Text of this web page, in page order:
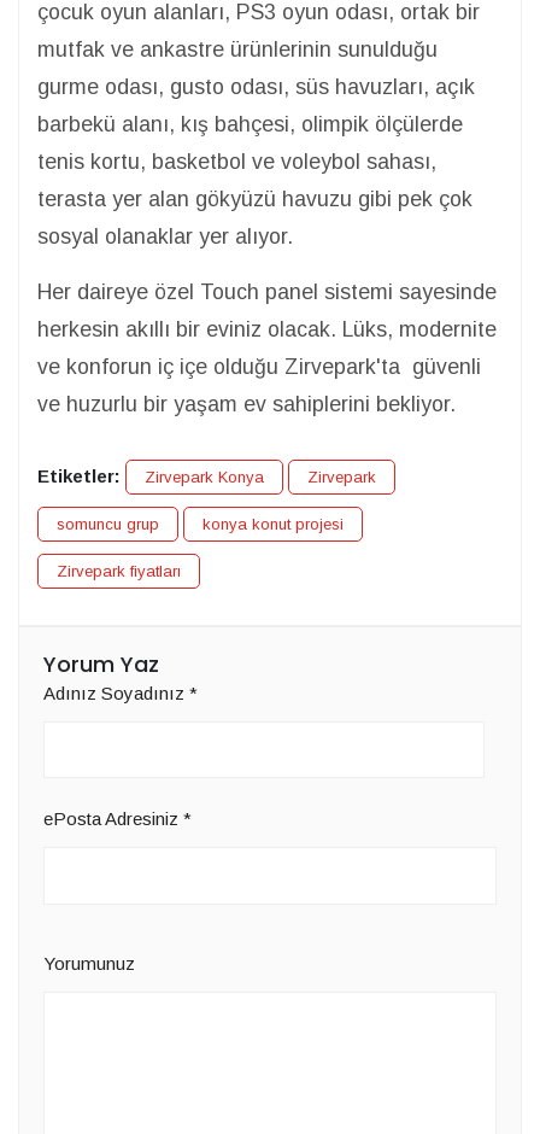
çocuk oyun alanları, PS3 oyun odası, ortak bir
mutfak ve ankastre ürünlerinin sunulduğu
gurme odası, gusto odası, süs havuzları, açık
barbekü alanı, kış bahçesi, olimpik ölçülerde
tenis kortu, basketbol ve voleybol sahası,
terasta yer alan gökyüzü havuzu gibi pek çok
sosyal olanaklar yer alıyor.
Her daireye özel Touch panel sistemi sayesinde
herkesin akıllı bir eviniz olacak. Lüks, modernite
ve konforun iç içe olduğu Zirvepark'ta güvenli
ve huzurlu bir yaşam ev sahiplerini bekliyor.
Etiketler: Zirvepark Konya Zirvepark
somuncu grup konya konut projesi
Zirvepark fiyatları
Yorum Yaz
Adınız Soyadınız *
ePosta Adresiniz *
Yorumunuz